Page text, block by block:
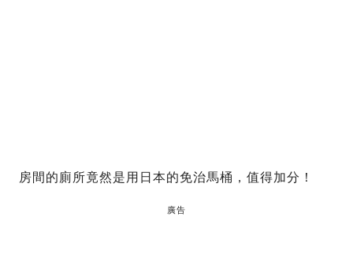
房間的廁所竟然是用日本的免治馬桶，值得加分！
廣告